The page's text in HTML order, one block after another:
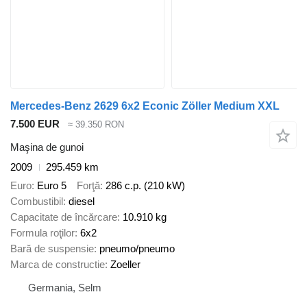
Mercedes-Benz 2629 6x2 Econic Zöller Medium XXL
7.500 EUR
≈ 39.350 RON
Maşina de gunoi
2009
295.459 km
Euro Euro 5 Forţă 286 c.p. (210 kW)
Combustibil diesel
Capacitate de încărcare 10.910 kg
Formula roţilor 6x2
Bară de suspensie pneumo/pneumo
Marca de constructie Zoeller
Germania, Selm